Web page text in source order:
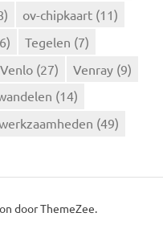
ov-chipkaart (11)
Tegelen (7)
Venlo (27) Venray (9)
(14)
(49)
door ThemeZee.